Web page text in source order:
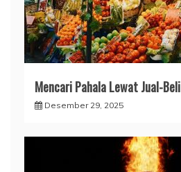
Mencari Pahala Lewat Jual-Beli
Desember 29, 2025